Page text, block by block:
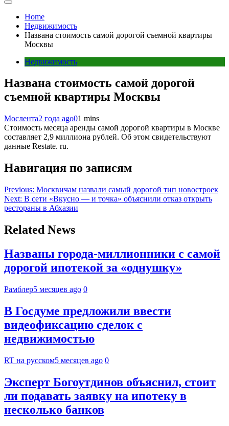
Home
Недвижимость
Названа стоимость самой дорогой съемной квартиры
Москвы
Недвижимость
Названа стоимость самой дорогой
съемной квартиры Москвы
Мослента2 года ago01 mins
Стоимость месяца аренды самой дорогой квартиры в Москве
составляет 2,9 миллиона рублей. Об этом свидетельствуют
данные Restate. ru.
Навигация по записям
Previous: Москвичам назвали самый дорогой тип новостроек
Next: В сети «Вкусно — и точка» объяснили отказ открыть
рестораны в Абхазии
Related News
Названы города-миллионники с самой
дорогой ипотекой за «однушку»
Рамблер5 месяцев ago 0
В Госдуме предложили ввести
видеофиксацию сделок с
недвижимостью
RT на русском5 месяцев ago 0
Эксперт Богоутдинов объяснил, стоит
ли подавать заявку на ипотеку в
несколько банков